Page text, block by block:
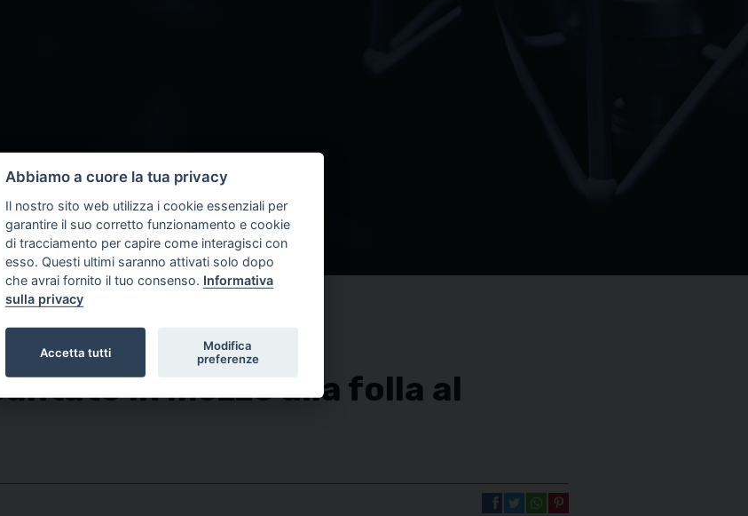
Musica
in mezzo alla folla al
Abbiamo a cuore la tua privacy
Il nostro sito web utilizza i cookie essenziali per
garantire il suo corretto funzionamento e cookie
di tracciamento per capire come interagisci con
esso. Questi ultimi saranno attivati solo dopo
che avrai fornito il tuo consenso. Informativa
sulla privacy
Accetta tutti
Modifica
preferenze